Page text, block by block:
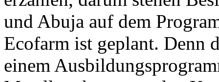
und Abuja auf dem
Ecofarm ist geplant. Denn
einem